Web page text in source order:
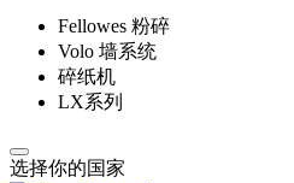
Fellowes 粉碎
Volo 墙系统
碎纸机
LX系列
选择你的国家